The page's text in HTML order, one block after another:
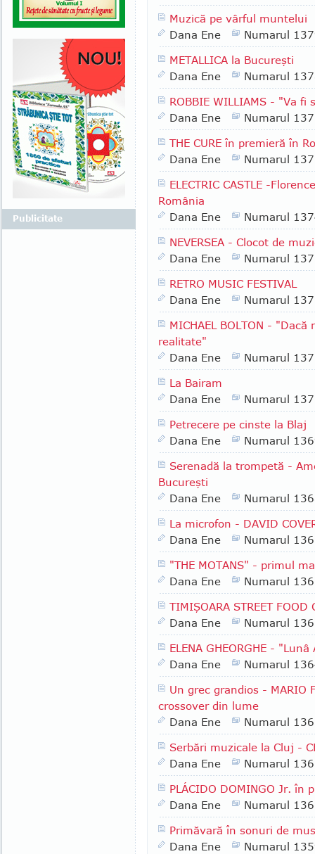
Muzică pe vârful muntelui
Dana Ene
Numarul
METALLICA la Bucureşti
Dana Ene
Numarul
ROBBIE WILLIAMS - "Va
Dana Ene
Numarul
THE CURE în premieră în
Dana Ene
Numarul
ELECTRIC CASTLE -
România
Dana Ene
Numarul
NEVERSEA - Clocot de
Dana Ene
Numarul
RETRO MUSIC FESTIVAL
Dana Ene
Numarul
MICHAEL BOLTON -
realitate"
Dana Ene
Numarul
La Bairam
Dana Ene
Numarul
Petrecere pe cinste la Blaj
Dana Ene
Numarul
Serenadă la trompetă -
Bucureşti
Dana Ene
Numarul
La microfon - DAVID
Dana Ene
Numarul
"THE MOTANS" - primul
Dana Ene
Numarul
TIMIŞOARA STREET FOOD
Dana Ene
Numarul
ELENA GHEORGHE - "Lunâ
Dana Ene
Numarul
Un grec grandios - MARIO
crossover din lume
Dana Ene
Numarul
Serbări muzicale la Cluj -
Dana Ene
Numarul
PLÁCIDO DOMINGO Jr. în
Dana Ene
Numarul
Primăvară în sonuri de
Dana Ene
Numarul
Publicitate